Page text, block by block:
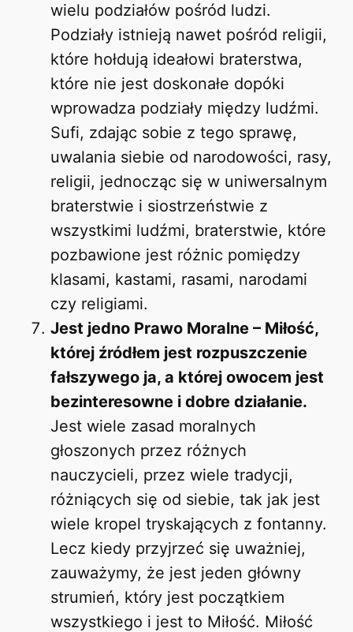
wielu podziałów pośród ludzi.
Podziały istnieją nawet pośród religii,
które hołdują ideałowi braterstwa,
które nie jest doskonałe dopóki
wprowadza podziały między ludźmi.
Sufi, zdając sobie z tego sprawę,
uwalania siebie od narodowości, rasy,
religii, jednocząc się w uniwersalnym
braterstwie i siostrzeństwie z
wszystkimi ludźmi, braterstwie, które
pozbawione jest różnic pomiędzy
klasami, kastami, rasami, narodami
czy religiami.
Jest jedno Prawo Moralne – Miłość,
której źródłem jest rozpuszczenie
fałszywego ja, a której owocem jest
bezinteresowne i dobre działanie.
Jest wiele zasad moralnych
głoszonych przez różnych
nauczycieli, przez wiele tradycji,
różniących się od siebie, tak jak jest
wiele kropel tryskających z fontanny.
Lecz kiedy przyjrzeć się uważniej,
zauważymy, że jest jeden główny
strumień, który jest początkiem
wszystkiego i jest to Miłość. Miłość